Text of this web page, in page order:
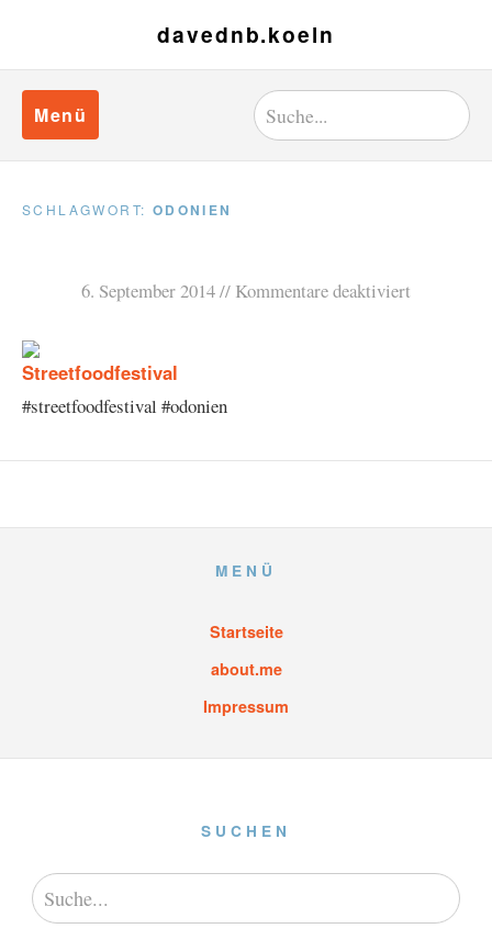
davednb.koeln
Menü
SCHLAGWORT: ODONIEN
6. September 2014 Kommentare deaktiviert
#streetfoodfestival #odonien
MENÜ
Startseite
about.me
Impressum
SUCHEN